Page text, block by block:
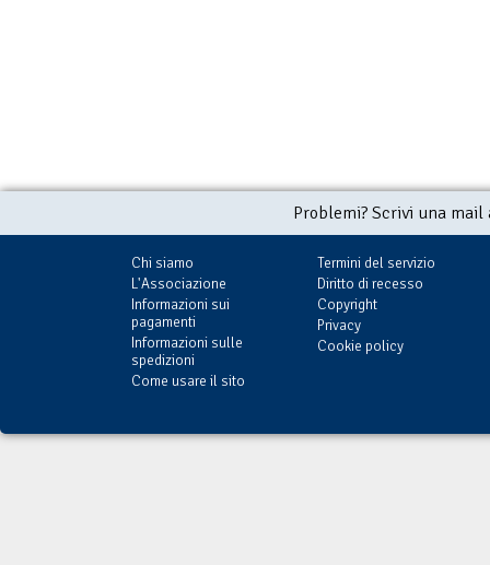
Problemi? Scrivi una
Chi siamo
L'Associazione
Informazioni sui
pagamenti
Informazioni sulle
spedizioni
Come usare il sito
Termini del servizio
Diritto di recesso
Copyright
Privacy
Cookie policy